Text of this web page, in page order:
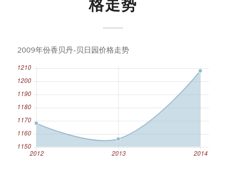
格走势
2009年份香贝丹-贝日园价格走势